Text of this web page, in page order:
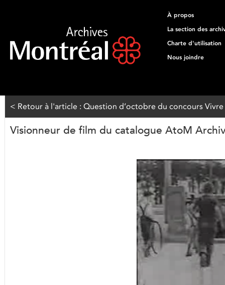
À propos
La section des
Charte d'utilisation
Nous joindre
< Retour à l'article : Question d’octobre du concours
Visionneur de film du catalogue AtoM